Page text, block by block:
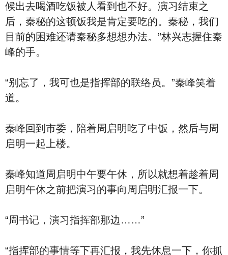
候出去喝酒吃饭被人看到也不好。演习结束之
后，秦秘的这顿饭我是肯定要吃的。秦秘，我们
目前的困难还请秦秘多想想办法。”林兴志握住秦
峰的手。
“别忘了，我可也是指挥部的联络员。”秦峰笑着
道。
秦峰回到市委，陪着周启明吃了中饭，然后与周
启明一起上楼。
秦峰知道周启明中午要午休，所以就想着趁着周
启明午休之前把演习的事向周启明汇报一下。
“周书记，演习指挥部那边……”
“指挥部的事情等下再汇报，我先休息一下，你抓